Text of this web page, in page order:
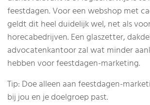
feestdagen. Voor een webshop met
geldt dit heel duidelijk wel, net als
horecabedrijven. Een glaszetter,
advocatenkantoor zal wat minder
hebben voor feestdagen-marketing.
Tip: Doe alleen aan feestdagen-
bij jou en je doelgroep past.